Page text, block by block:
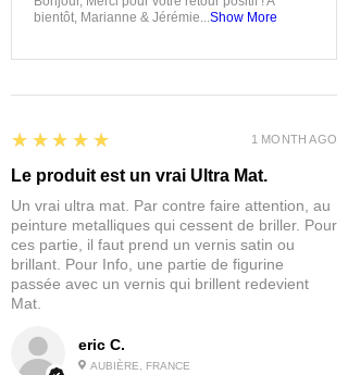
bientôt, Marianne & Jérémie...Show More
eric C.
AUBIÈRE, FRANCE
5
★★★★★
Le produit est un vrai Ultra Mat.
Un vrai ultra mat. Par contre faire attention, au
peinture metalliques qui cessent de briller. Pour
ces partie, il faut prend un vernis satin ou
brillant. Pour Info, une partie de figurine
passée avec un vernis qui brillent redevient
Mat.
1 MONTH AGO